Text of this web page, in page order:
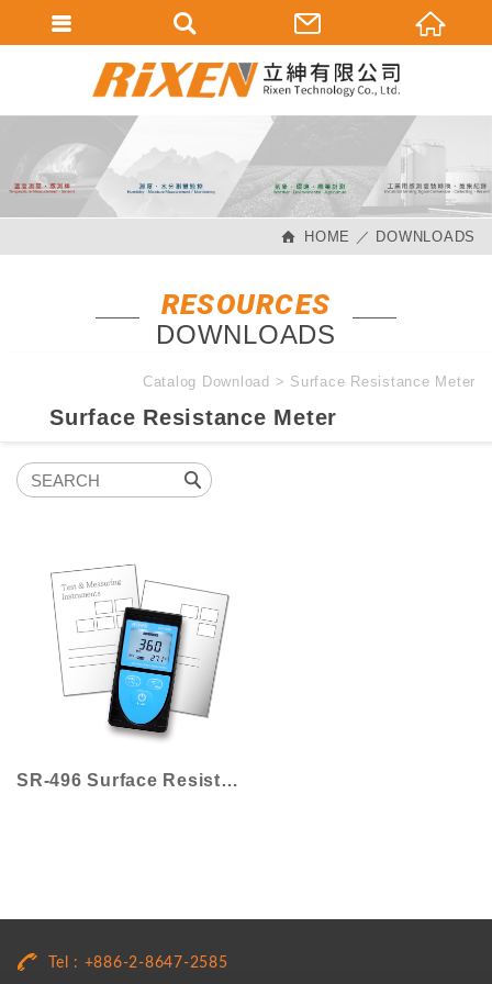
HOME DOWNLOADS
RESOURCES
DOWNLOADS
Catalog Download Surface Resistance Meter
Surface Resistance Meter
SR-496 Surface Resistance Meter
Tel : +886-2-8647-2585
會員登入
加入會員
忘記密碼
訂單查詢
個人資料修改
會員登出
填寫匯款通知